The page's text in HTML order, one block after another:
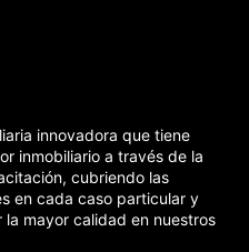
innovadora que tiene
inmobiliario a través de la
cubriendo las
en cada caso particular y
mayor calidad en nuestros